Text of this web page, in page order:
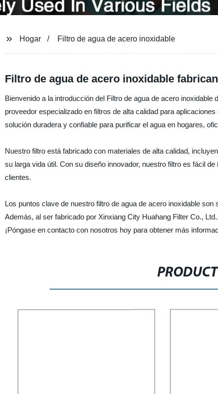
Hogar Filtro de agua de acero inoxidable
Filtro de agua de acero inoxidable
Bienvenido a la introducción del Filtro de agua de acero
proveedor especializado en filtros de alta calidad para
solución duradera y confiable para purificar el agua en hogares,
Nuestro filtro está fabricado con materiales de alta calidad,
su larga vida útil. Con su diseño innovador, nuestro filtro es fácil
clientes.
Los puntos clave de nuestro filtro de agua de acero inoxidable
Además, al ser fabricado por Xinxiang City Huahang Filter Co.,
¡Póngase en contacto con nosotros hoy para obtener más